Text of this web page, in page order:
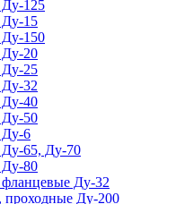
125
15
150
20
25
32
40
50
Ду-6
65, Ду-70
80
Ду-32
проходные Ду-200